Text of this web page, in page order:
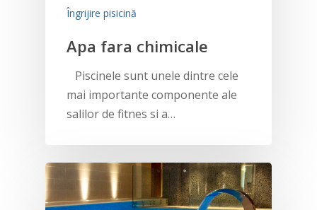
Îngrijire pisicină
Apa fara chimicale
Piscinele sunt unele dintre cele
mai importante componente ale
salilor de fitnes si a…